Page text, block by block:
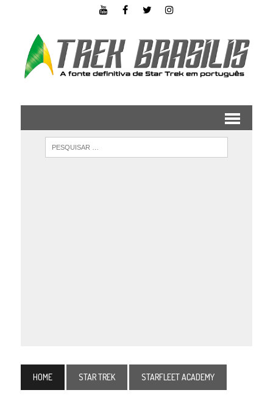
HOME STAR TREK STARFLEET ACADEMY